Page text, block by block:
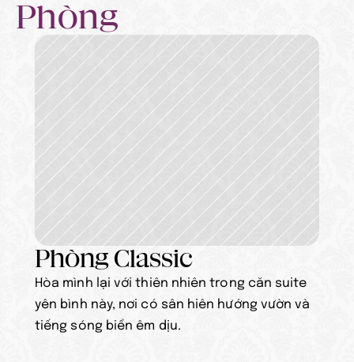
Phòng
Phòng Classic
Hòa mình lại với thiên nhiên trong căn suite
yên bình này, nơi có sân hiên hướng vườn và
tiếng sóng biển êm dịu.